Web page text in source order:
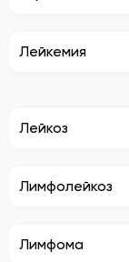
Лейкемия
Лейкоз
Лимфолейкоз
Лимфома